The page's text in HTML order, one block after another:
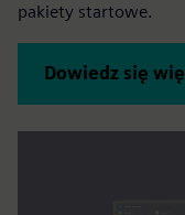
pakiety startowe.
Dowiedz się